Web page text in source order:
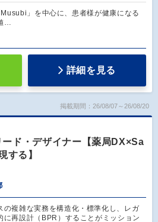
」を中心に、患者様が健康になる
…
詳細を見る
掲載期間：26/08/07～26/08/20
ド・デザイナー【薬局DX×Sa
する】
の複雑な実務を構造化・標準化し、レガ
に再設計（BPR）することがミッション